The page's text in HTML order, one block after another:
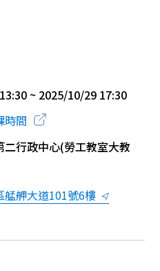
~ 2025/10/29 17:30
時間
二行政中心(勞工教室大教
艋舺大道101號6樓